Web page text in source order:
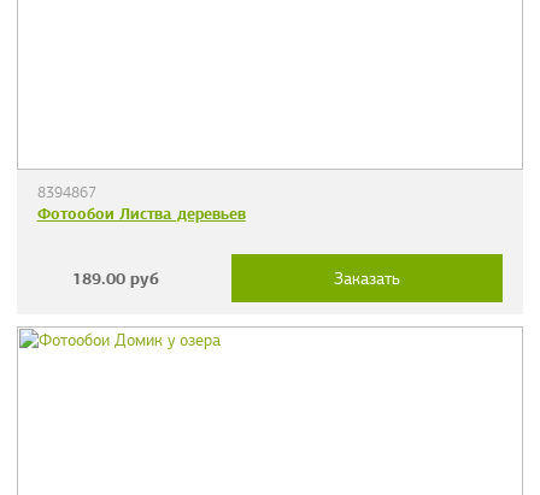
8394867
Фотообои Листва деревьев
189.00 руб Заказать